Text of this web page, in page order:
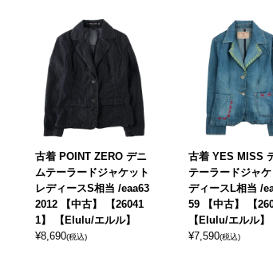
古着 POINT ZERO デニ
ムテーラードジャケット
レディースS相当 /eaa63
2012 【中古】 【26041
1】 【Elulu/エルル】
¥8,690(税込)
古着 YES MISS
テーラードジャ
ディースL相当 /
59 【中古】 【
【Elulu/エルル】
¥7,590(税込)